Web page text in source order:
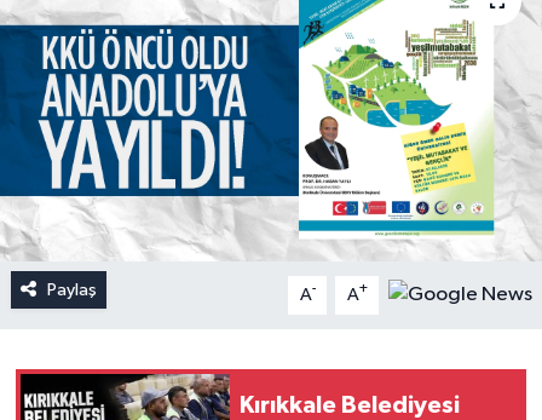
Paylaş A- A+
Kırıkkale Belediyesi